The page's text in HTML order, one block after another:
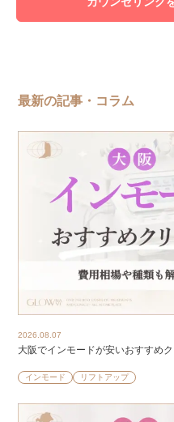
最新の記事・コラム
2026.08.07
大阪でインモードが安いおすすめ
インモード リフトアップ